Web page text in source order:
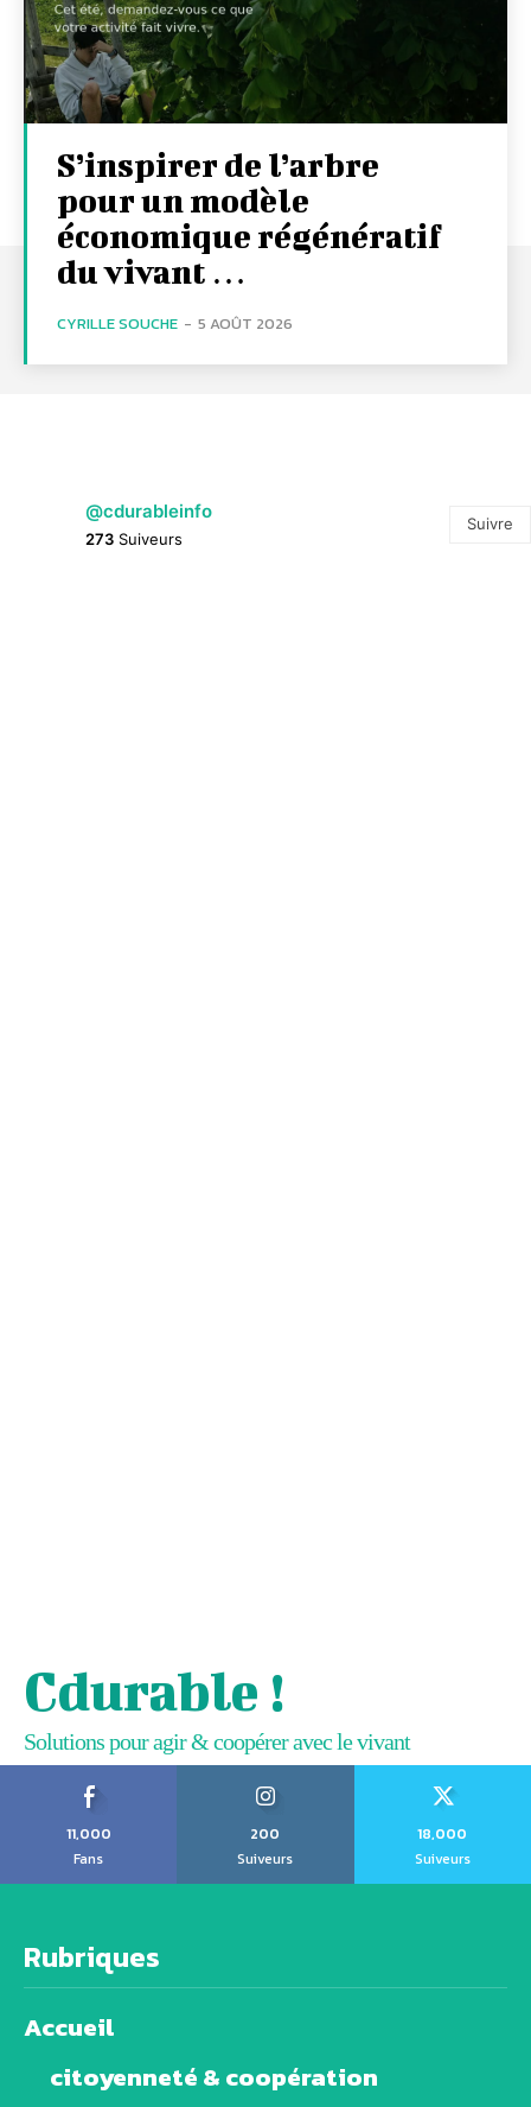
S’inspirer de l’arbre
pour un modèle
économique régénératif
du vivant …
CYRILLE SOUCHE - 5 AOÛT 2026
@cdurableinfo
273 Suiveurs
Suivre
Cdurable !
Solutions pour agir & coopérer avec le vivant
11,000
Fans
200
Suiveurs
18,000
Suiveurs
Rubriques
Accueil
citoyenneté & coopération